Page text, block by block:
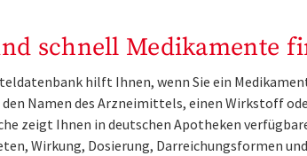
schnell Medikamente
hilft Ihnen, wenn Sie ein
den Namen des Arzneimittels, einen Wirkstoff
zeigt Ihnen in deutschen Apotheken
Wirkung, Dosierung, Darreichungsformen